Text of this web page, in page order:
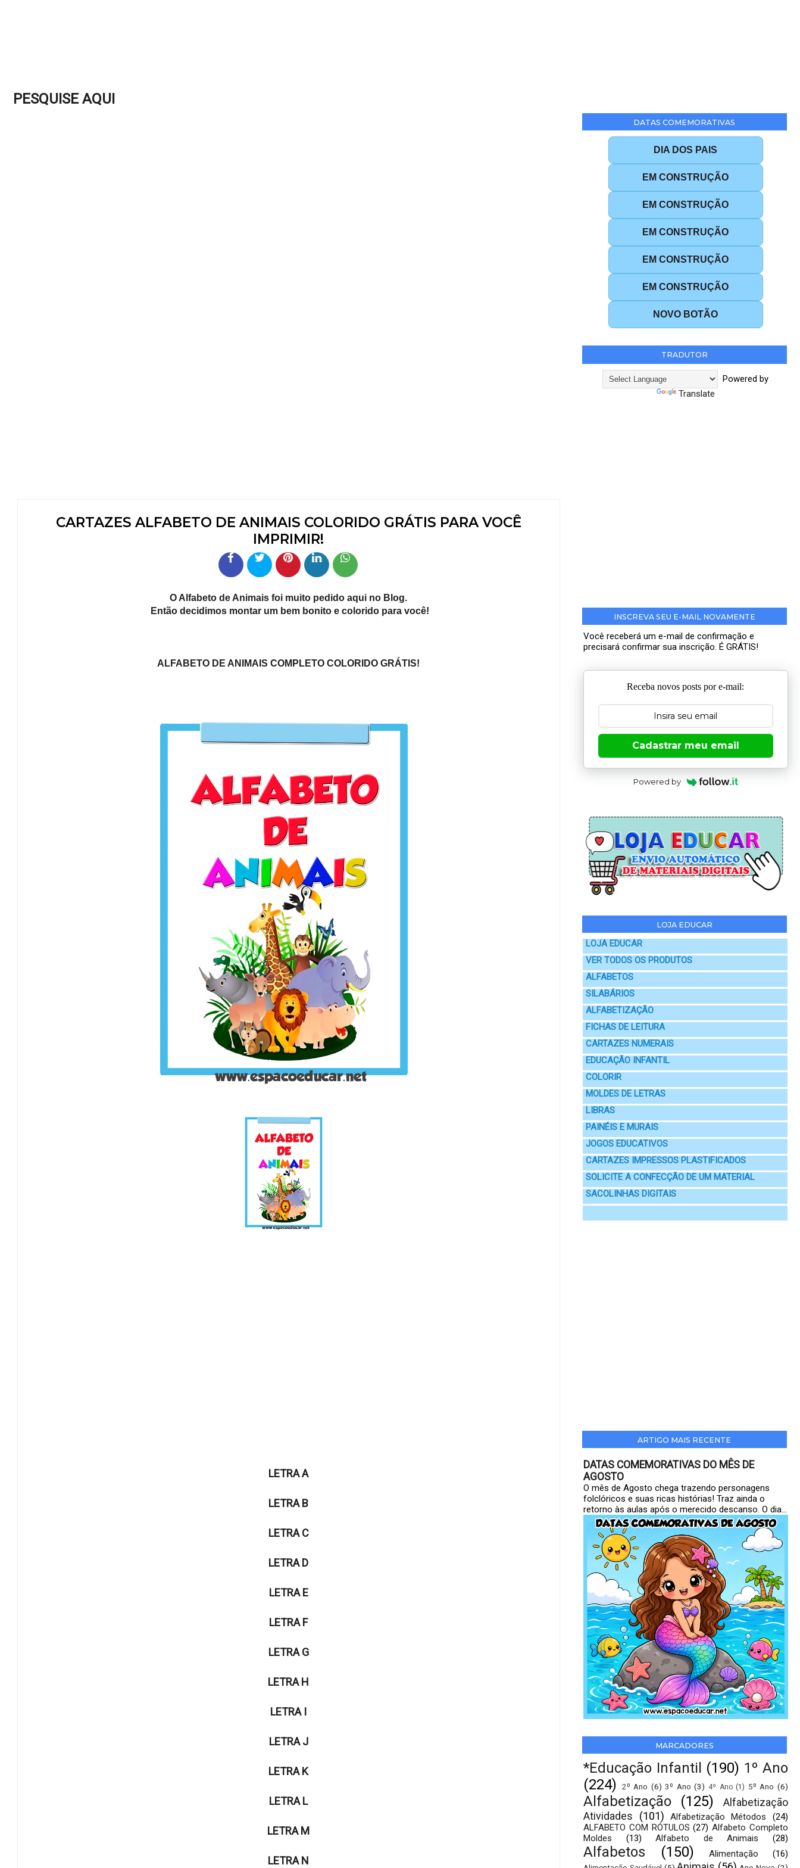
PESQUISE AQUI
CARTAZES ALFABETO DE ANIMAIS COLORIDO GRÁTIS PARA VOCÊ
IMPRIMIR!
O Alfabeto de Animais foi muito pedido aqui no Blog.
Então decidimos montar um bem bonito e colorido para você!
ALFABETO DE ANIMAIS COMPLETO COLORIDO GRÁTIS!
LETRA A
LETRA B
LETRA C
LETRA D
LETRA E
LETRA F
LETRA G
LETRA H
LETRA I
LETRA J
LETRA K
LETRA L
LETRA M
LETRA N
DATAS COMEMORATIVAS
DIA DOS PAIS
EM CONSTRUÇÃO
EM CONSTRUÇÃO
EM CONSTRUÇÃO
EM CONSTRUÇÃO
EM CONSTRUÇÃO
NOVO BOTÃO
TRADUTOR
Powered by
Translate
INSCREVA SEU E-MAIL NOVAMENTE
Você receberá um e-mail de confirmação e
precisará confirmar sua inscrição. É GRÁTIS!
Receba novos posts por e-mail:
Cadastrar meu email
Powered by
LOJA EDUCAR
LOJA EDUCAR
VER TODOS OS PRODUTOS
ALFABETOS
SILABÁRIOS
ALFABETIZAÇÃO
FICHAS DE LEITURA
CARTAZES NUMERAIS
EDUCAÇÃO INFANTIL
COLORIR
MOLDES DE LETRAS
LIBRAS
PAINÉIS E MURAIS
JOGOS EDUCATIVOS
CARTAZES IMPRESSOS PLASTIFICADOS
SOLICITE A CONFECÇÃO DE UM MATERIAL
SACOLINHAS DIGITAIS
ARTIGO MAIS RECENTE
DATAS COMEMORATIVAS DO MÊS DE
AGOSTO
O mês de Agosto chega trazendo personagens
folclóricos e suas ricas histórias! Traz ainda o
retorno às aulas após o merecido descanso. O dia...
MARCADORES
*Educação Infantil (190) 1º Ano
(224)
2º Ano (6) 3º Ano (3) 4º Ano (1) 5º Ano (6)
Alfabetização (125)
Alfabetização
Atividades
(101) Alfabetização Métodos
(24)
ALFABETO COM RÓTULOS (27) Alfabeto Completo
Moldes
(13) Alfabeto de Animais (28)
Alfabetos (150) Alimentação (16)